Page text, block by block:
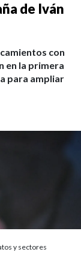
de Iván
con
en la primera
para ampliar
y sectores